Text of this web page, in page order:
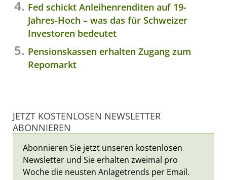
Fed schickt Anleihenrenditen auf 19-
Jahres-Hoch – was das für Schweizer
Investoren bedeutet
Pensionskassen erhalten Zugang zum
Repomarkt
JETZT KOSTENLOSEN NEWSLETTER
ABONNIEREN
Abonnieren Sie jetzt unseren kostenlosen
Newsletter und Sie erhalten zweimal pro
Woche die neusten Anlagetrends per Email.